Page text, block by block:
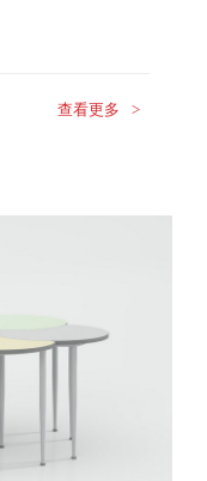
查看更多 >